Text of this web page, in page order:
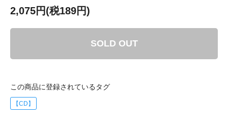
2,075円(税189円)
SOLD OUT
この商品に登録されているタグ
【CD】